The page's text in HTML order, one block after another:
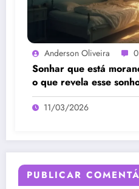
Anderson Oliveira 0
Sonhar que está
o que revela esse
11/03/2026
PUBLICAR